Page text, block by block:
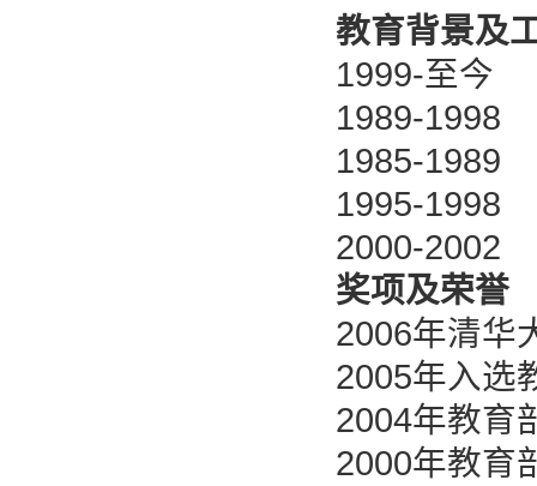
教育背景及
1999-至今
1989-1998
1985-1989
1995-1998
2000-2002
奖项及荣誉
2006年清华
2005年入选
2004年教育
2000年教育